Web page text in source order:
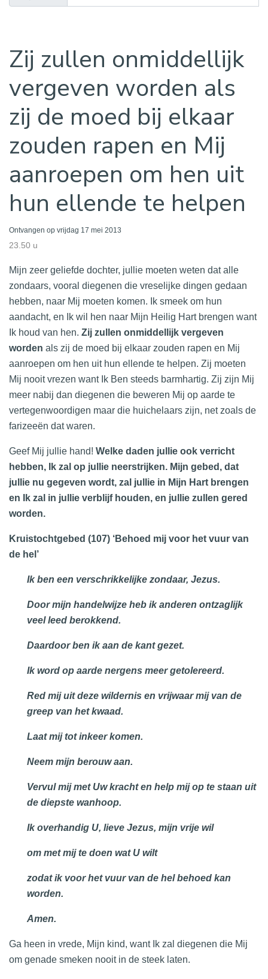
Zij zullen onmiddellijk
vergeven worden als
zij de moed bij elkaar
zouden rapen en Mij
aanroepen om hen uit
hun ellende te helpen
Ontvangen op vrijdag 17 mei 2013
23.50 u
Mijn zeer geliefde dochter, jullie moeten weten dat alle
zondaars, vooral diegenen die vreselijke dingen gedaan
hebben, naar Mij moeten komen. Ik smeek om hun
aandacht, en Ik wil hen naar Mijn Heilig Hart brengen want
Ik houd van hen. Zij zullen onmiddellijk vergeven
worden als zij de moed bij elkaar zouden rapen en Mij
aanroepen om hen uit hun ellende te helpen. Zij moeten
Mij nooit vrezen want Ik Ben steeds barmhartig. Zij zijn Mij
meer nabij dan diegenen die beweren Mij op aarde te
vertegenwoordigen maar die huichelaars zijn, net zoals de
farizeeën dat waren.
Geef Mij jullie hand! Welke daden jullie ook verricht
hebben, Ik zal op jullie neerstrijken. Mijn gebed, dat
jullie nu gegeven wordt, zal jullie in Mijn Hart brengen
en Ik zal in jullie verblijf houden, en jullie zullen gered
worden.
Kruistochtgebed (107) ‘Behoed mij voor het vuur van
de hel’
Ik ben een verschrikkelijke zondaar, Jezus.
Door mijn handelwijze heb ik anderen ontzaglijk
veel leed berokkend.
Daardoor ben ik aan de kant gezet.
Ik word op aarde nergens meer getolereerd.
Red mij uit deze wildernis en vrijwaar mij van de
greep van het kwaad.
Laat mij tot inkeer komen.
Neem mijn berouw aan.
Vervul mij met Uw kracht en help mij op te staan uit
de diepste wanhoop.
Ik overhandig U, lieve Jezus, mijn vrije wil
om met mij te doen wat U wilt
zodat ik voor het vuur van de hel behoed kan
worden.
Amen.
Ga heen in vrede, Mijn kind, want Ik zal diegenen die Mij
om genade smeken nooit in de steek laten.